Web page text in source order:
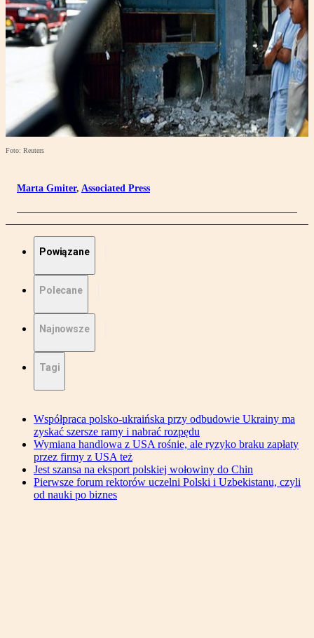
Foto: Reuters
Marta Gmiter, Associated Press
Powiązane
Polecane
Najnowsze
Tagi
Współpraca polsko-ukraińska przy odbudowie Ukrainy ma
zyskać szersze ramy i nabrać rozpędu
Wymiana handlowa z USA rośnie, ale ryzyko braku zapłaty
przez firmy z USA też
Jest szansa na eksport polskiej wołowiny do Chin
Pierwsze forum rektorów uczelni Polski i Uzbekistanu, czyli
od nauki po biznes